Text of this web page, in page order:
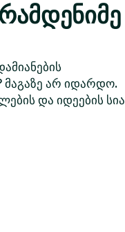
მაგაზე არ იდარდო.
და იდეების სია